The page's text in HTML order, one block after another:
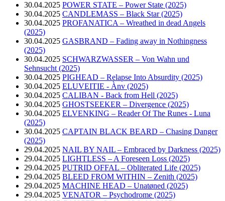
30.04.2025 POWER STATE – Power State (2025)
30.04.2025 CANDLEMASS – Black Star (2025)
30.04.2025 PROFANATICA – Wreathed in dead Angels
(2025)
30.04.2025 GASBRAND – Fading away in Nothingness
(2025)
30.04.2025 SCHWARZWASSER – Von Wahn und
Sehnsucht (2025)
30.04.2025 PIGHEAD – Relapse Into Absurdity (2025)
30.04.2025 ELUVEITIE - Ànv (2025)
30.04.2025 CALIBAN - Back from Hell (2025)
30.04.2025 GHOSTSEEKER – Divergence (2025)
30.04.2025 ELVENKING – Reader Of The Runes - Luna
(2025)
30.04.2025 CAPTAIN BLACK BEARD – Chasing Danger
(2025)
29.04.2025 NAIL BY NAIL – Embraced by Darkness (2025)
29.04.2025 LIGHTLESS – A Foreseen Loss (2025)
29.04.2025 PUTRID OFFAL – Obliterated Life (2025)
29.04.2025 BLEED FROM WITHIN – Zenith (2025)
29.04.2025 MACHINE HEAD – Unatøned (2025)
29.04.2025 VENATOR – Psychodrome (2025)